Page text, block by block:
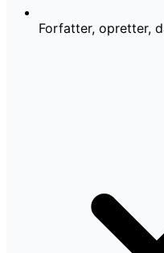
Forfatter, opretter,